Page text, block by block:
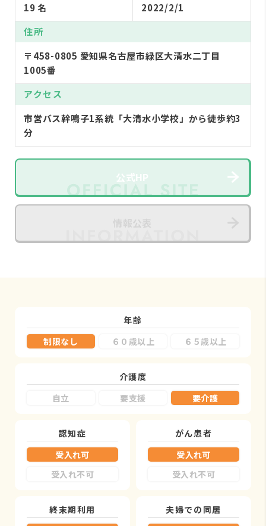
19 名
2022/2/1
住所
〒458-0805 愛知県名古屋市緑区大清水二丁目
1005番
アクセス
市営バス幹鳴子1系統「大清水小学校」から徒歩約3
分
公式HP
年齢
制限なし
６０歳以上 ６５歳以上
介護度
自立
要支援 要介護
認知症
受入れ可
受入れ不可
がん患者
受入れ可
受入れ不可
終末期利用
夫婦での同居